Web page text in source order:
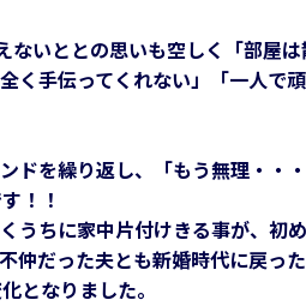
いととの思いも空しく「部屋は
く手伝ってくれない」「一人で
を繰り返し、「もう無理・・・
！！
うちに家中片付けきる事が、初
仲だった夫とも新婚時代に戻っ
となりました。